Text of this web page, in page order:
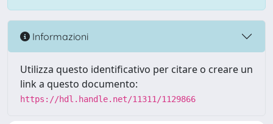
Informazioni
Utilizza questo identificativo per citare o creare un
link a questo documento:
https://hdl.handle.net/11311/1129866